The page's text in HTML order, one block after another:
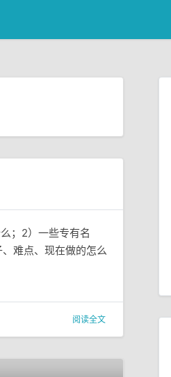
；2）一些专有名
难点、现在做的怎么
阅读全文